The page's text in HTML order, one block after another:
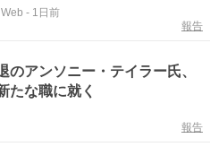
んな存在になるか片鱗が…」
- 1日前
報告
のアンソニー・テイラー氏、
たな職に就く
報告